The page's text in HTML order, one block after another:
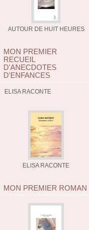
AUTOUR DE HUIT HEURES
MON PREMIER
RECUEIL
D'ANECDOTES
D'ENFANCES
ELISA RACONTE
ELISA RACONTE
MON PREMIER ROMAN